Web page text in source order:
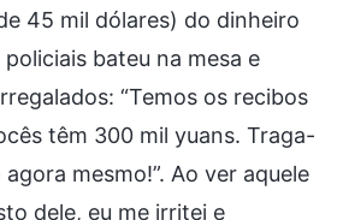
45 mil dólares) do dinheiro
bateu na mesa e
“Temos os recibos
têm 300 mil yuans. Traga-
mesmo!”. Ao ver aquele
dele, eu me irritei e